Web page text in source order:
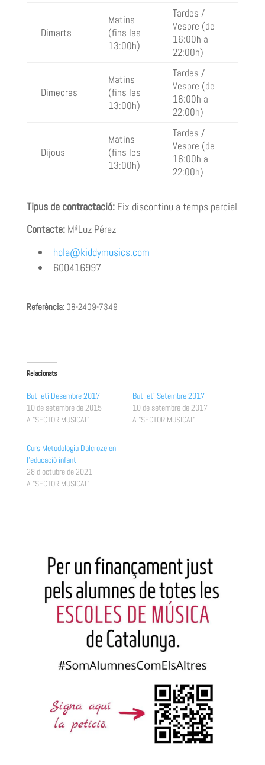
Dimarts
Matins
(fins les
13:00h)
Tardes /
Vespre (de
16:00h a
22:00h)
Dimecres
Matins
(fins les
13:00h)
Tardes /
Vespre (de
16:00h a
22:00h)
Dijous
Matins
(fins les
13:00h)
Tardes /
Vespre (de
16:00h a
22:00h)
Tipus de contractació:Fix discontinu a temps parcial
Contacte: MªLuz Pérez
hola@kiddymusics.com
600416997
Referència: 08-2409-7349
Relacionats
Butlletí Desembre 2017
10 de setembre de 2015
A "SECTOR MUSICAL"
Butlletí Setembre 2017
10 de setembre de 2017
A "SECTOR MUSICAL"
Curs Metodologia Dalcroze en
l’educació infantil
28 d'octubre de 2021
A "SECTOR MUSICAL"